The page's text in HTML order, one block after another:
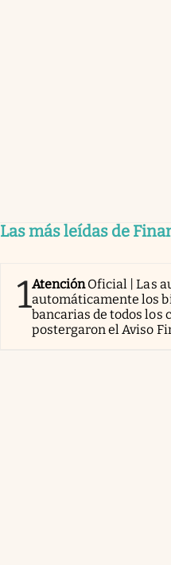
Las más leídas de
1AtenciónOficial | Las
automáticamente los
bancarias de todos los
postergaron el Aviso